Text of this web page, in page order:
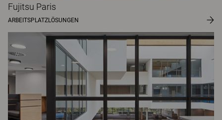
Fujitsu Paris
ARBEITSPLATZLÖSUNGEN